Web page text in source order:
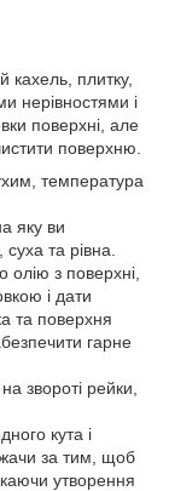
кахель, плитку,
нерівностями і
поверхні, але
поверхню.
температура
яку ви
та рівна.
з поверхні,
і дати
та поверхня
гарне
звороті рейки,
кута і
за тим, щоб
утворення